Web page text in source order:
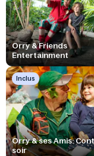
Orry & Friends
Entertainment
Inclus
Orry & ses Amis:
soir